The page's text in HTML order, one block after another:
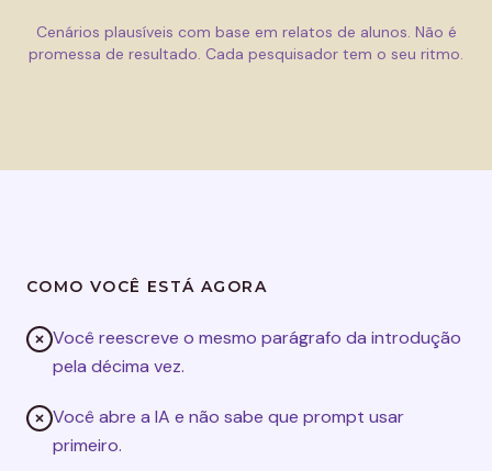
Cenários plausíveis com base em relatos de alunos. Não é
promessa de resultado. Cada pesquisador tem o seu ritmo.
COMO VOCÊ ESTÁ AGORA
Você reescreve o mesmo parágrafo da introdução
pela décima vez.
Você abre a IA e não sabe que prompt usar
primeiro.